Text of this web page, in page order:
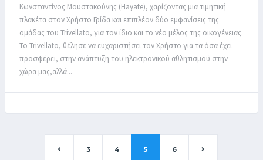
Κωνσταντίνος Μουστακούνης (Hayate), χαρίζοντας μια τιμητική
πλακέτα στον Χρήστο Γρίδα και επιπλέον δύο εμφανίσεις της
ομάδας του Trivellato, για τον ίδιο και το νέο μέλος της οικογένειας.
Το Trivellato, θέλησε να ευχαριστήσει τον Χρήστο για τα όσα έχει
προσφέρει, στην ανάπτυξη του ηλεκτρονικού αθλητισμού στην
χώρα μας,αλλά...
3 4 5 6